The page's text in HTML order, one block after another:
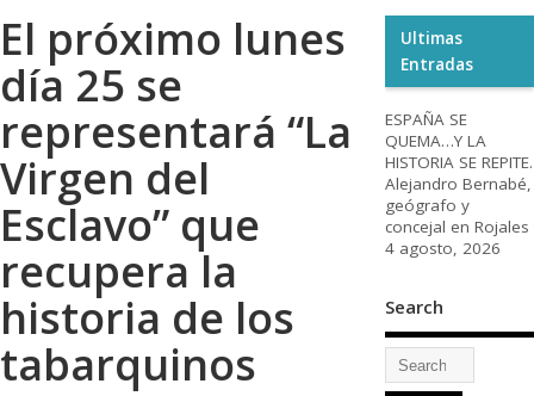
El próximo lunes
día 25 se
representará “La
Virgen del
Esclavo” que
recupera la
historia de los
tabarquinos
Ultimas
Entradas
ESPAÑA SE
QUEMA…Y LA
HISTORIA SE REPITE.
Alejandro Bernabé,
geógrafo y
concejal en Rojales
4 agosto, 2026
Search